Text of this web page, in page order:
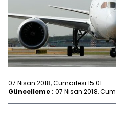
07 Nisan 2018, Cumartesi 15:01
Güncelleme : 07 Nisan 2018,